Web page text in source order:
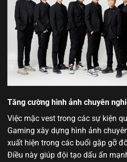
Tăng cường hình ảnh chuyên
Việc mặc vest trong các sự kiện
Gaming xây dựng hình ảnh
xuất hiện trong các buổi gặp gỡ
Điều này giúp đội tạo dấu ấn